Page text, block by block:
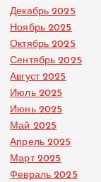
Декабрь 2025
Ноябрь 2025
Октябрь 2025
Сентябрь 2025
Август 2025
Июль 2025
Июнь 2025
Май 2025
Апрель 2025
Март 2025
Февраль 2025